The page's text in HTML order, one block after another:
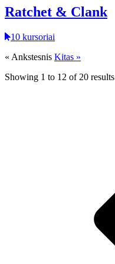
Ratchet & Clank
10 kursoriai
« Ankstesnis Kitas »
Showing 1 to 12 of 20 results